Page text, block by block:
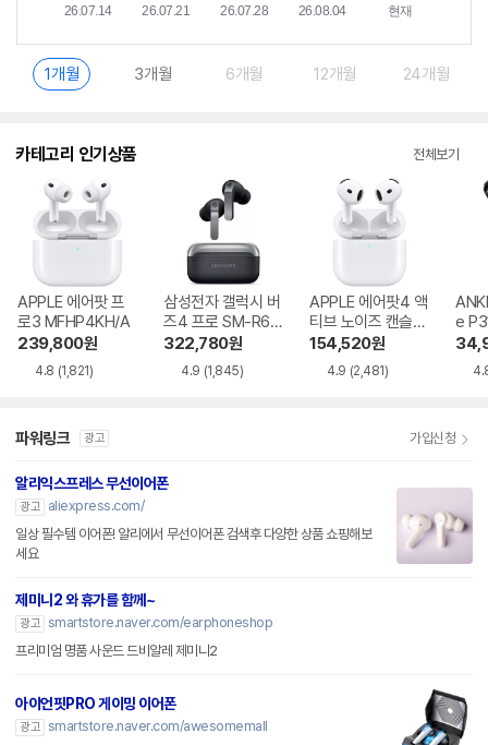
1개월 3개월 6개월 12개월 24개월
카테고리 인기상품 전체보기
APPLE 에어팟 프
로3 MFHP4KH/A
239,800원
4.8 (1,821)
삼성전자 갤럭시 버
즈4 프로 SM-R64
0
322,780원
4.9 (1,845)
APPLE 에어팟4 액
티브 노이즈 캔슬링
MXP93KH/A
154,520원
4.9 (2,481)
e
i NC
파워링크 광고 가입신청
알리익스프레스 무선이어폰
광고
aliexpress.com/
일상 필수템 이어폰! 알리에서 무선이어폰 검색후 다양한 상품 쇼핑해보
세요
제미니2 와 휴가를 함께~
광고 smartstore.naver.com/earphoneshop
프리미엄 명품 사운드 드비알레 제미니2
아이언핏PRO 게이밍 이어폰
광고 smartstore.naver.com/awesomemall